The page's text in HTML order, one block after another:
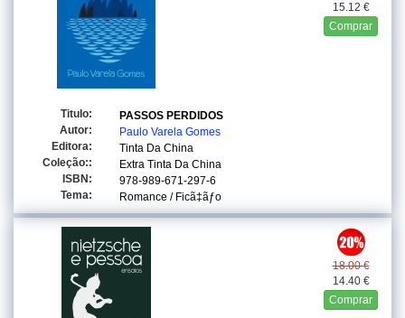
15.12 €
Comprar
Titulo:
PASSOS PERDIDOS
Autor:
Paulo Varela Gomes
Editora:
Tinta Da China
Coleção::
Extra Tinta Da China
ISBN:
978-989-671-297-6
Tema:
Romance / Ficã‡ãƒo
18.00 €
14.40 €
Comprar